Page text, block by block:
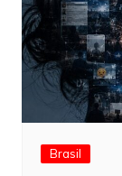
Brasil